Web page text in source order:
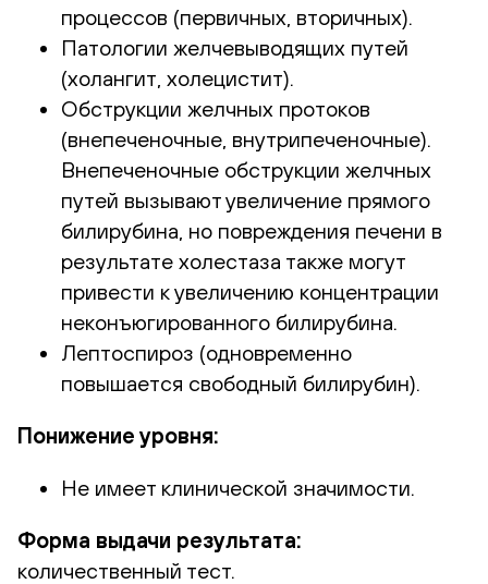
процессов (первичных, вторичных).
Патологии желчевыводящих путей
(холангит, холецистит).
Обструкции желчных протоков
(внепеченочные, внутрипеченочные).
Внепеченочные обструкции желчных
путей вызывают увеличение прямого
билирубина, но повреждения печени в
результате холестаза также могут
привести к увеличению концентрации
неконъюгированного билирубина.
Лептоспироз (одновременно
повышается свободный билирубин).
Понижение уровня:
Не имеет клинической значимости.
Форма выдачи результата:
количественный тест.